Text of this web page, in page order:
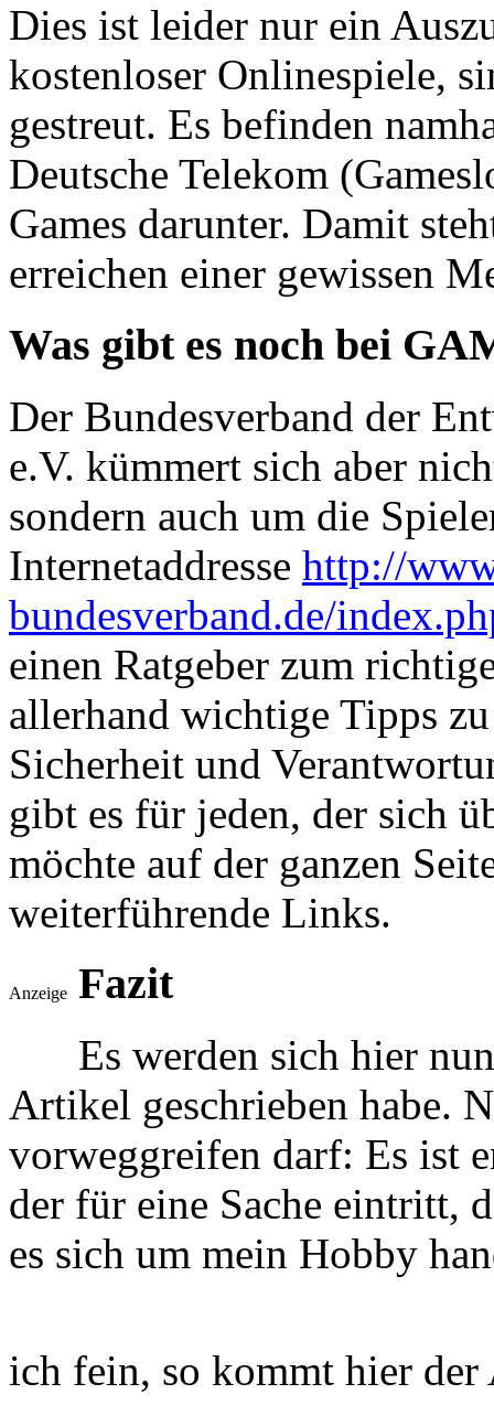
Dies ist leider nur ein
kostenloser Onlinespiele,
gestreut. Es befinden
Deutsche Telekom
Games darunter. Damit
erreichen einer gewissen
Was gibt es noch bei
Der Bundesverband der
e.V. kümmert sich aber
sondern auch um die
Internetaddresse http://
bundesverband.de/
einen Ratgeber zum
allerhand wichtige Tipps
Sicherheit und
gibt es für jeden, der sich
möchte auf der ganzen
weiterführende Links.
Anzeige Fazit
Es werden sich hier
Artikel geschrieben habe.
vorweggreifen darf: Es ist
der für eine Sache eintritt,
es sich um mein Hobby
ich fein, so kommt hier